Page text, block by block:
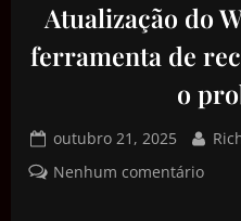
Atualização do
ferramenta de
o
outubro 21, 2025
Nenhum comentário